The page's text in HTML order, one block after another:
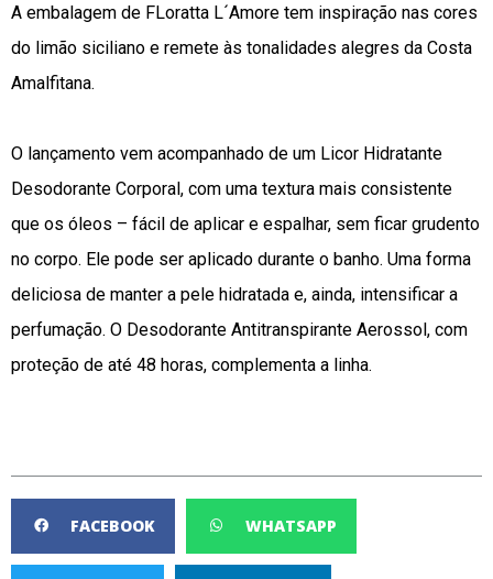
A embalagem de FLoratta L´Amore tem inspiração nas cores
do limão siciliano e remete às tonalidades alegres da Costa
Amalfitana.
O lançamento vem acompanhado de um Licor Hidratante
Desodorante Corporal, com uma textura mais consistente
que os óleos – fácil de aplicar e espalhar, sem ficar grudento
no corpo. Ele pode ser aplicado durante o banho. Uma forma
deliciosa de manter a pele hidratada e, ainda, intensificar a
perfumação. O Desodorante Antitranspirante Aerossol, com
proteção de até 48 horas, complementa a linha.
FACEBOOK WHATSAPP